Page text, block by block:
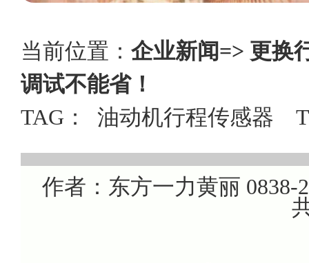
当前位置： 企业新闻=> 更换
调试不能省！
TAG： 油动机行程传感器
作者：东方一力黄丽